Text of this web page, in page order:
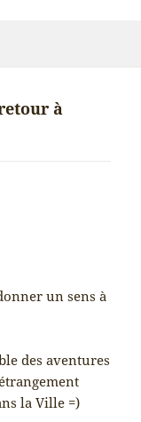
à
un sens à
des aventures
la Ville =)